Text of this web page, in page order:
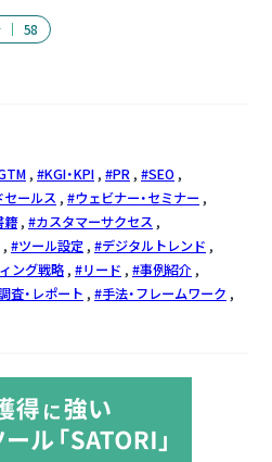
58
KGI・KPI PR
SEO
セールス
ウェビナー・セミナー
籍
カスタマーサクセス
ツール設定
デジタルトレンド
ング戦略 リード
事例紹介
査・レポート
手法・フレームワーク